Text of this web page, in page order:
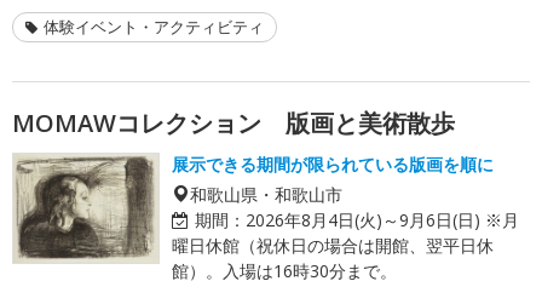
体験イベント・アクティビティ
MOMAWコレクション 版画と美術散歩
展示できる期間が限られている版画を順に
和歌山県・和歌山市
期間： 2026年8月4日(火)～9月6日(日) ※月
曜日休館（祝休日の場合は開館、翌平日休
館）。入場は16時30分まで。